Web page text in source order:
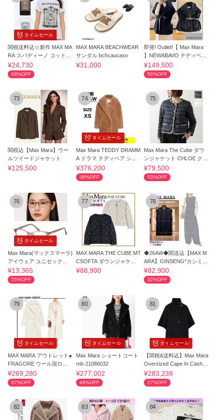
タイムセール
関税送料込☆新作 MAX MA
RA スパディーノ コットン
Tシャツ
¥24,730
68%OFF
MAX MARA BEACHWEAR
サンダル bchcaucaso
¥31,000
即発! Outlet!【 Max Mara
】NEWABAVO テディベア
ケープ
¥149,500
56%OFF
73
関税込【Max Mara】ウー
ルツイードジャケット
¥125,500
タイムセール
74
Max Mara TEDDY DRAMM
A ドラマ テディベア ショ
ート コート
¥376,200
38%OFF
75
Max Mara The Cube ダウ
ンジャケット CHLOE クロ
エ
¥79,500
53%OFF
タイムセール
76
Max Mara(マックスマーラ)
アイウェア ユニセックス
安全発送
¥13,365
25%OFF
77
MAX MARA THE CUBE MT
CSOFTA ダウンジャケッ
ト
¥88,900
78
◆26AW◆関送込【MAX M
ARA】GINSENG*カシミア
&シルク*セーター
¥82,900
32%OFF
タイムセール
79
MAX MARA アウトレット●
FRAGORE ウール混ロン
グガウンコート
¥269,280
67%OFF
タイムセール
80
Max Mara ショートコート
mb-21086032
¥277,002
49%OFF
タイムセール
81
【関税&送料込】Max Mara
Oversized Cape In Cashm
ere Drap
¥283,238
27%OFF
82 83 84